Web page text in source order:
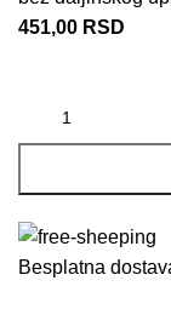
451,00 RSD
Besplatna